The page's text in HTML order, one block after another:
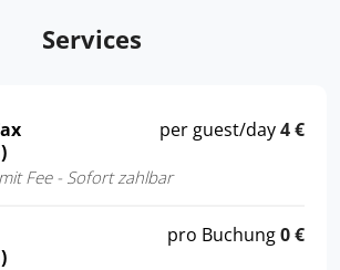
Services
Fee - Sofort zahlbar
per guest/day4 €
pro Buchung0 €